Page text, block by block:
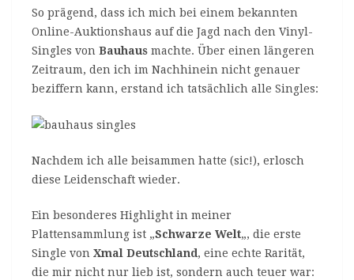
So prägend, dass ich mich bei einem bekannten
Online-Auktionshaus auf die Jagd nach den Vinyl-
Singles von Bauhaus machte. Über einen längeren
Zeitraum, den ich im Nachhinein nicht genauer
beziffern kann, erstand ich tatsächlich alle Singles:
Nachdem ich alle beisammen hatte (sic!), erlosch
diese Leidenschaft wieder.
Ein besonderes Highlight in meiner
Plattensammlung ist „Schwarze Welt„, die erste
Single von Xmal Deutschland, eine echte Rarität,
die mir nicht nur lieb ist, sondern auch teuer war: